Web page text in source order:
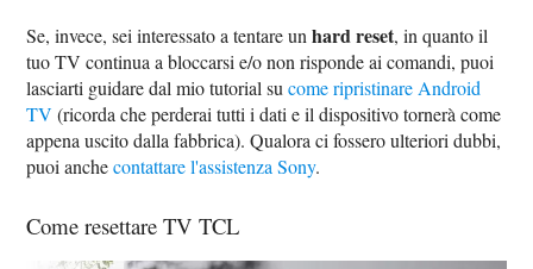
Se, invece, sei interessato a tentare unhard reset, in quanto il
tuo TV continua a bloccarsi e/o non risponde ai comandi, puoi
lasciarti guidare dal mio tutorial sucome ripristinare Android
TV (ricorda che perderai tutti i dati e il dispositivo tornerà come
appena uscito dalla fabbrica). Qualora ci fossero ulteriori dubbi,
puoi anchecontattare l'assistenza Sony.
Come resettare TV TCL